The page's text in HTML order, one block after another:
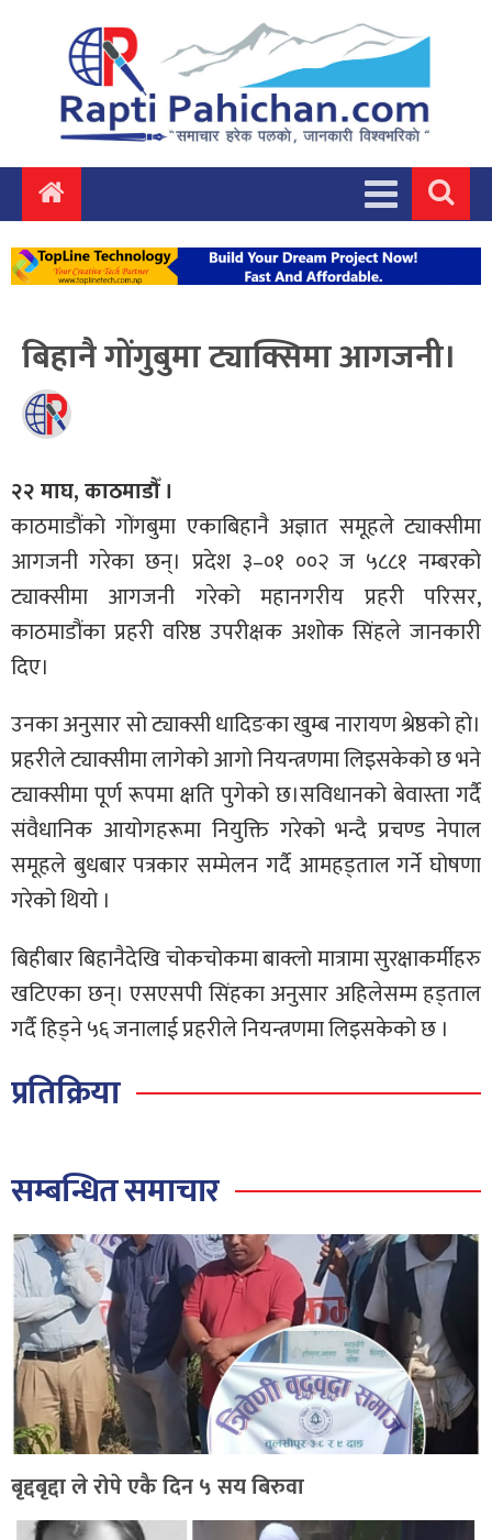
बिहानै गोंगुबुमा ट्याक्सिमा आगजनी।
२२ माघ, काठमाडौँ ।
काठमाडौंको गोंगबुमा एकाबिहानै अज्ञात समूहले ट्याक्सीमा
आगजनी गरेका छन्। प्रदेश ३–०१ ००२ ज ५८८१ नम्बरको
ट्याक्सीमा आगजनी गरेको महानगरीय प्रहरी परिसर,
काठमाडौंका प्रहरी वरिष्ठ उपरीक्षक अशोक सिंहले जानकारी
दिए।
उनका अनुसार सो ट्याक्सी धादिङका खुम्ब नारायण श्रेष्ठको हो।
प्रहरीले ट्याक्सीमा लागेको आगो नियन्त्रणमा लिइसकेको छ भने
ट्याक्सीमा पूर्ण रूपमा क्षति पुगेको छ।सविधानको बेवास्ता गर्दै
संवैधानिक आयोगहरूमा नियुक्ति गरेको भन्दै प्रचण्ड नेपाल
समूहले बुधबार पत्रकार सम्मेलन गर्दै आमहड्ताल गर्ने घोषणा
गरेको थियो ।
बिहीबार बिहानैदेखि चोकचोकमा बाक्लो मात्रामा सुरक्षाकर्मीहरु
खटिएका छन्। एसएसपी सिंहका अनुसार अहिलेसम्म हड्ताल
गर्दै हिड्ने ५६ जनालाई प्रहरीले नियन्त्रणमा लिइसकेको छ ।
प्रतिक्रिया
सम्बन्धित समाचार
बृद्दबृद्दा ले रोपे एकै दिन ५ सय बिरुवा